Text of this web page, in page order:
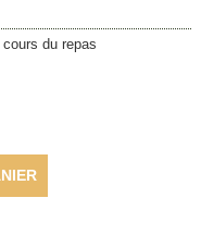
du repas